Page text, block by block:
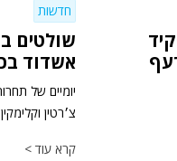
חדשות
שולטים
אשדוד
יומיים של
צ׳רטין
קרא עוד >